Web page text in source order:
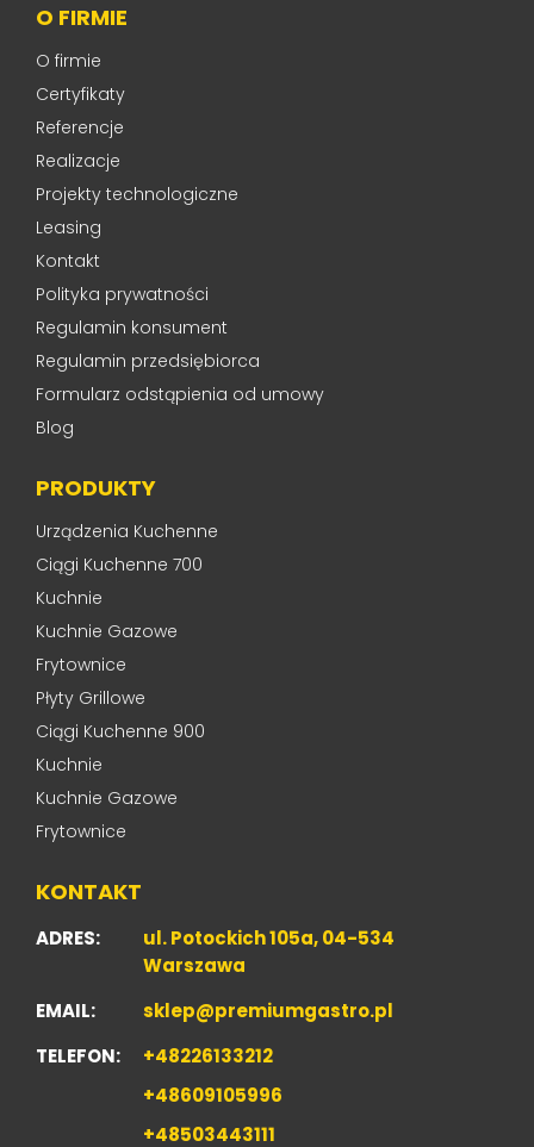
O FIRMIE
O firmie
Certyfikaty
Referencje
Realizacje
Projekty technologiczne
Leasing
Kontakt
Polityka prywatności
Regulamin konsument
Regulamin przedsiębiorca
Formularz odstąpienia od umowy
Blog
PRODUKTY
Urządzenia Kuchenne
Ciągi Kuchenne 700
Kuchnie
Kuchnie Gazowe
Frytownice
Płyty Grillowe
Ciągi Kuchenne 900
Kuchnie
Kuchnie Gazowe
Frytownice
KONTAKT
ADRES:
ul. Potockich 105a, 04-534
Warszawa
EMAIL:
sklep@premiumgastro.pl
TELEFON:
+48226133212
+48609105996
+48503443111